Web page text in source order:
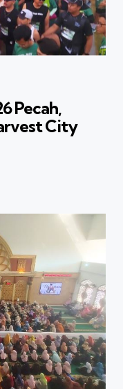
Pecah,
City